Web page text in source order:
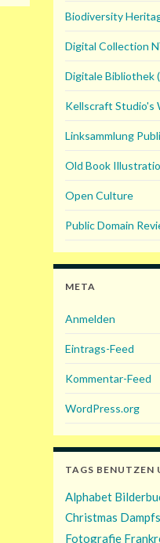
Biodiversity
Digital Collection
Digitale Bibliothek
Kellscraft Studio's
Linksammlung
Old Book
Open Culture
Public Domain
META
Anmelden
Eintrags-Feed
Kommentar-Feed
WordPress.org
TAGS BENUTZEN
Alphabet
Christmas
Fotografie